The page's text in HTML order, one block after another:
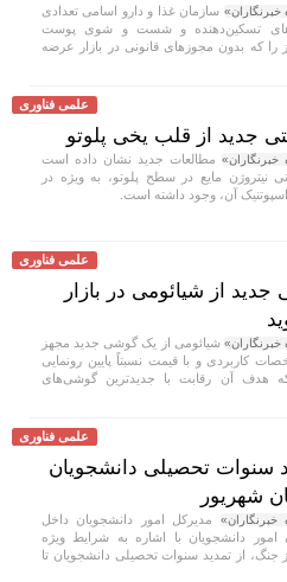
خبرنگاران» سازمان غذا و دارو اسامی تعدادی
تسکین‌دهنده و شست‌ و شوی پوست
را که بدون مجوزهای قانونی در بازار عرضه
علمی فناوری
جدید از قلب یخی پلوتو
خبرنگاران» مطالعات جدید نشان داده است
نیتروژن مایع در سطح پلوتو، به ویژه در
آن، وجود داشته است.
علمی فناوری
جدید از شیائومی در بازار
خبرنگاران» شیائومی از یک گوشی جدید مجهز
کاربردی و با قیمت نسبتاً پایین رونمایی
هدف آن رقابت با جدیدترین گوشی‌های
علمی فناوری
سنوات تحصیلی دانشجویان
شهریور
خبرنگاران» مدیرکل امور دانشجویان داخل
امور دانشجویان با اشاره به شرایط ویژه
جنگ، از تمدید سنوات تحصیلی دانشجویان تا